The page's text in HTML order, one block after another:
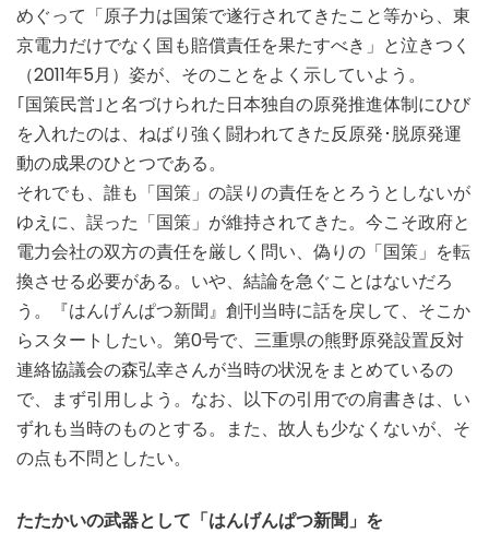
めぐって「原子力は国策で遂行されてきたこと等から、東
京電力だけでなく国も賠償責任を果たすべき」と泣きつく
（2011年5月）姿が、そのことをよく示していよう。
｢国策民営｣と名づけられた日本独自の原発推進体制にひび
を入れたのは、ねばり強く闘われてきた反原発･脱原発運
動の成果のひとつである。
それでも、誰も「国策」の誤りの責任をとろうとしないが
ゆえに、誤った「国策」が維持されてきた。今こそ政府と
電力会社の双方の責任を厳しく問い、偽りの「国策」を転
換させる必要がある。いや、結論を急ぐことはないだろ
う。『はんげんぱつ新聞』創刊当時に話を戻して、そこか
らスタートしたい。第0号で、三重県の熊野原発設置反対
連絡協議会の森弘幸さんが当時の状況をまとめているの
で、まず引用しよう。なお、以下の引用での肩書きは、い
ずれも当時のものとする。また、故人も少なくないが、そ
の点も不問としたい。
たたかいの武器として「はんげんぱつ新聞」を